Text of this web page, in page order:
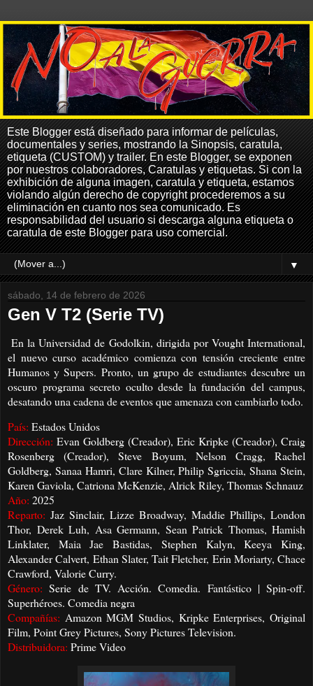
Este Blogger está diseñado para informar de películas,
documentales y series, mostrando la Sinopsis, caratula,
etiqueta (CUSTOM) y trailer. En este Blogger, se exponen
por nuestros colaboradores, Caratulas y etiquetas. Si con la
exhibición de alguna imagen, caratula y etiqueta, estamos
violando algún derecho de copyright procederemos a su
eliminación en cuanto nos sea comunicado. Es
responsabilidad del usuario si descarga alguna etiqueta o
caratula de este Blogger para uso comercial.
▼
sábado, 14 de febrero de 2026
Gen V T2 (Serie TV)
En la Universidad de Godolkin, dirigida por Vought International,
el nuevo curso académico comienza con tensión creciente entre
Humanos y Supers. Pronto, un grupo de estudiantes descubre un
oscuro programa secreto oculto desde la fundación del campus,
desatando una cadena de eventos que amenaza con cambiarlo todo.
País: Estados Unidos
Dirección: Evan Goldberg (Creador), Eric Kripke (Creador), Craig
Rosenberg (Creador), Steve Boyum, Nelson Cragg, Rachel
Goldberg, Sanaa Hamri, Clare Kilner, Philip Sgriccia, Shana Stein,
Karen Gaviola, Catriona McKenzie, Alrick Riley, Thomas Schnauz
Año: 2025
Reparto: Jaz Sinclair, Lizze Broadway, Maddie Phillips, London
Thor, Derek Luh, Asa Germann, Sean Patrick Thomas, Hamish
Linklater, Maia Jae Bastidas, Stephen Kalyn, Keeya King,
Alexander Calvert, Ethan Slater, Tait Fletcher, Erin Moriarty, Chace
Crawford, Valorie Curry.
Género:Serie de TV. Acción. Comedia. Fantástico | Spin-off.
Superhéroes. Comedia negra
Compañías: Amazon MGM Studios, Kripke Enterprises, Original
Film, Point Grey Pictures, Sony Pictures Television.
Distribuidora: Prime Video